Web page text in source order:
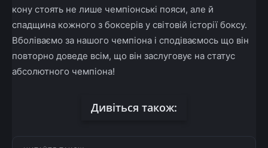
кону стоять не лише чемпіонські пояси, але й
спадщина кожного з боксерів у світовій історії боксу.
Вболіваємо за нашого чемпіона і сподіваємось що він
повторно доведе всім, що він заслуговує на статус
абсолютного чемпіона!
Дивіться також: